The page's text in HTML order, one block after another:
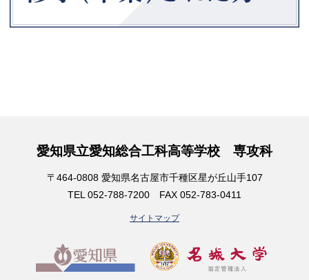
愛知県立愛知総合工科高等学校 専攻科
〒464-0808 愛知県名古屋市千種区星が丘山手107
TEL 052-788-7200 FAX 052-783-0411
サイトマップ